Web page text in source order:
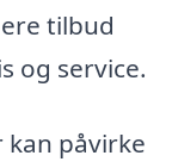
tilbud
og service.
kan påvirke